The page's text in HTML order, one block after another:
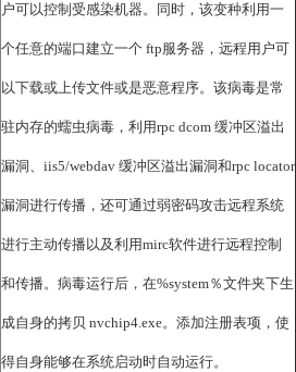
户可以控制受感染机器。同时，该变种利用一
个任意的端口建立一个 ftp服务器，远程用户可
以下载或上传文件或是恶意程序。该病毒是常
驻内存的蠕虫病毒，利用rpc dcom 缓冲区溢出
漏洞、iis5/webdav 缓冲区溢出漏洞和rpc locator
漏洞进行传播，还可通过弱密码攻击远程系统
进行主动传播以及利用mirc软件进行远程控制
和传播。病毒运行后，在%system％文件夹下生
成自身的拷贝 nvchip4.exe。添加注册表项，使
得自身能够在系统启动时自动运行。